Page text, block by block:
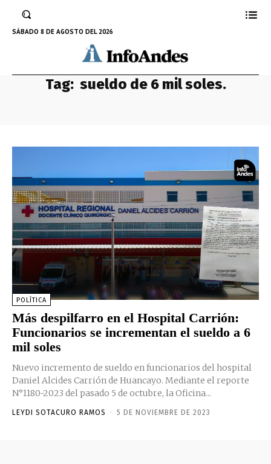
SÁBADO 8 DE AGOSTO DEL 2026
Tag: sueldo de 6 mil soles.
POLÍTICA
Más despilfarro en el Hospital Carrión:
Funcionarios se incrementan el sueldo a 6
mil soles
Nuevo incremento de sueldo en funcionarios del hospital
Daniel Alcides Carrión de Huancayo. Mediante el reporte
N°1180-2023 del pasado 5 de octubre, la Oficina...
LEYDI SOTACURO RAMOS - 5 DE NOVIEMBRE DE 2023